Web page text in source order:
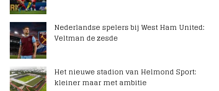
Nederlandse spelers bij West Ham United:
Veltman de zesde
Het nieuwe stadion van Helmond Sport:
kleiner maar met ambitie